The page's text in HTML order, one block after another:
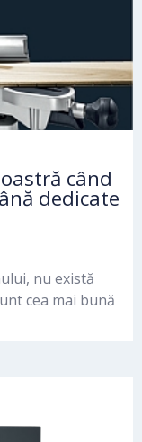
când
dedicate
nu există
cea mai bună